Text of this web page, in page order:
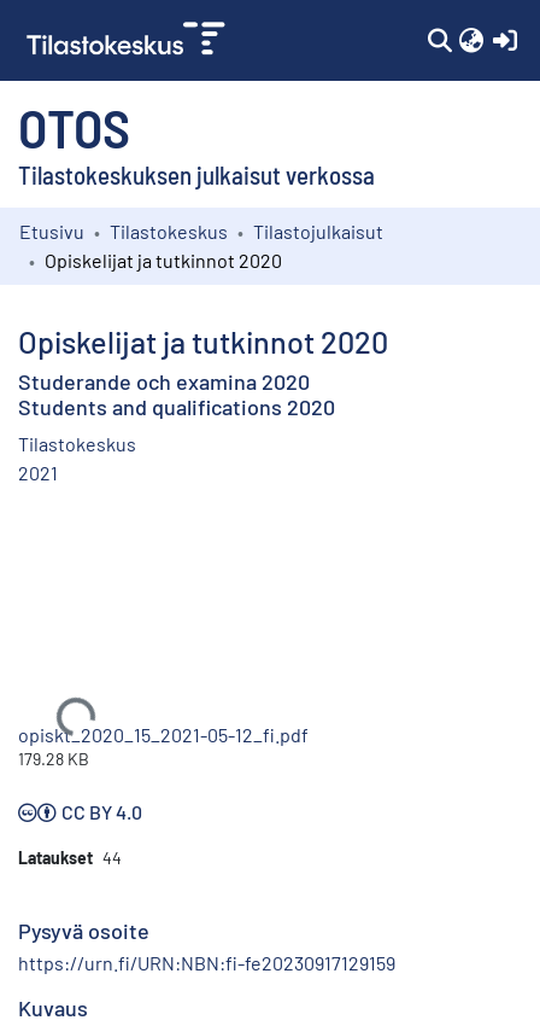
OTOS
Tilastokeskuksen julkaisut verkossa
Kokoelmat
Etusivu Tilastokeskus
Tilastojulkaisut
Opiskelijat ja tutkinnot 2020
Opiskelijat ja tutkinnot 2020
Studerande och examina 2020
Students and qualifications 2020
Tilastokeskus
2021
Ladataan...
opiskt_2020_15_2021-05-12_fi.pdf
179.28 KB
CC BY 4.0
Lataukset 44
Pysyvä osoite
https://urn.fi/URN:NBN:fi-fe20230917129159
Kuvaus